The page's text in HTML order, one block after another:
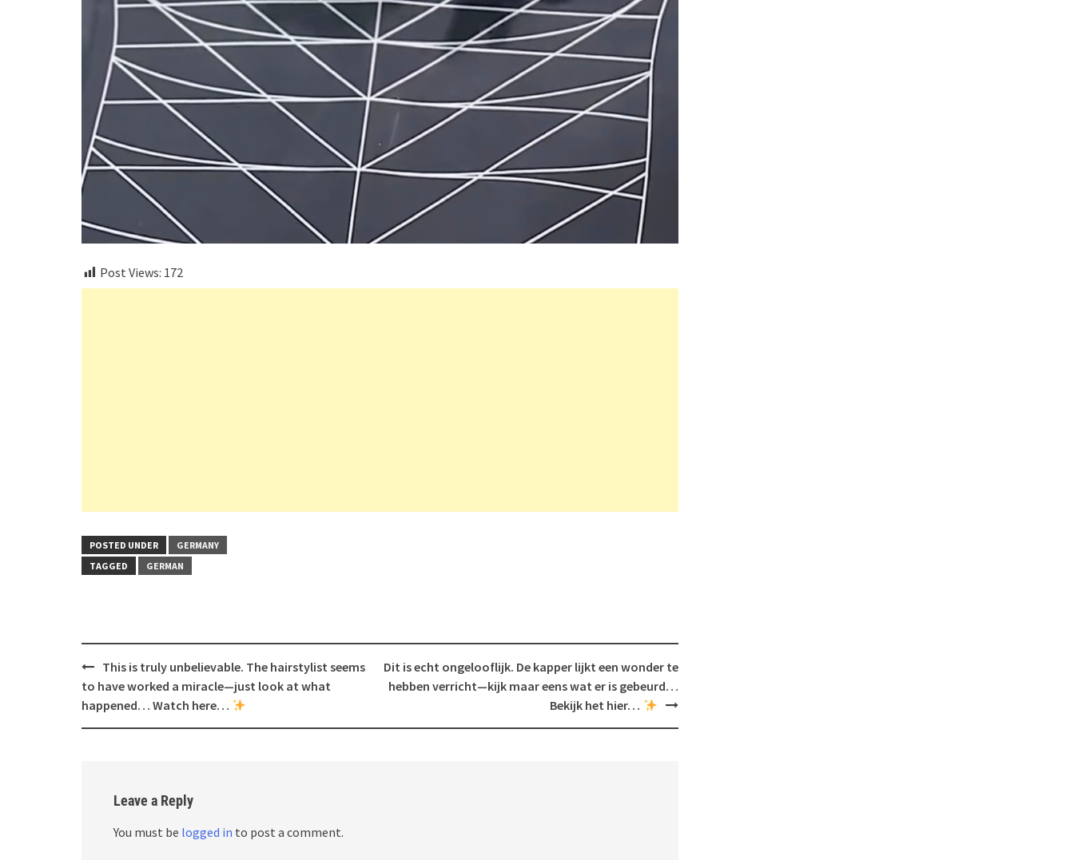
Post Views: 172
POSTED UNDER
GERMANY
TAGGED
GERMAN
Post
navigation
This is truly unbelievable. The hairstylist seems
to have worked a miracle—just look at what
happened… Watch here…
Dit is echt ongelooflijk. De kapper lijkt een wonder te
hebben verricht—kijk maar eens wat er is gebeurd…
Bekijk het hier…
Leave a Reply
You must be logged in to post a comment.